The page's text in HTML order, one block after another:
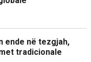
ende në tezgjah,
tradicionale